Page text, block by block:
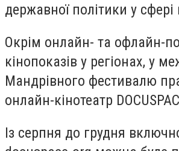
державної політики у
Окрім онлайн- та офлайн-
кінопоказів у регіонах, у
Мандрівного фестивалю
онлайн-кінотеатр
Із серпня до грудня